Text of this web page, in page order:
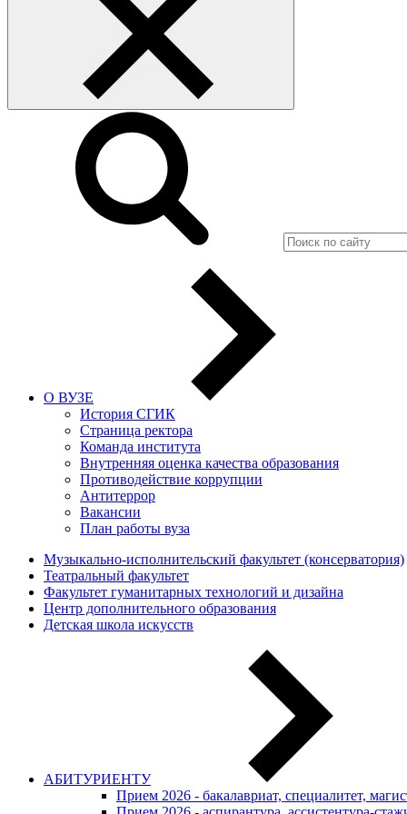
О ВУЗЕ
История СГИК
Страница ректора
Команда института
Внутренняя оценка качества образования
Противодействие коррупции
Антитеррор
Вакансии
План работы вуза
Музыкально-исполнительский факультет (консерватория)
Театральный факультет
Факультет гуманитарных технологий и дизайна
Центр дополнительного образования
Детская школа искусств
АБИТУРИЕНТУ
Прием 2026 - бакалавриат, специалитет,